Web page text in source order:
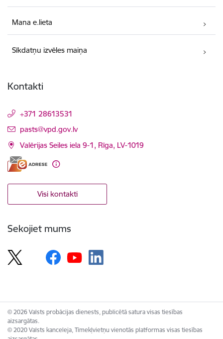
Mana e.lieta
Sīkdatņu izvēles maiņa
Kontakti
+371 28613531
E-pasts:
pasts@vpd.gov.lv
Valērijas Seiles iela 9-1, Rīga, LV-1019
Visi kontakti
Sekojiet mums
© 2026 Valsts probācijas dienests, publicētā satura visas tiesības
aizsargātas.
© 2020 Valsts kanceleja, Tīmekļvietņu vienotās platformas visas tiesības